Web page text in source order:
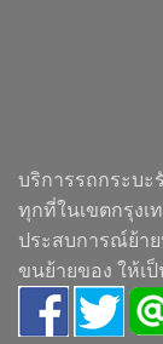
บริการรถกระบะ
ทุกที่ในเขตกรุงเ
ประสบการณ์ย้า
ขนย้ายของ ให้เ